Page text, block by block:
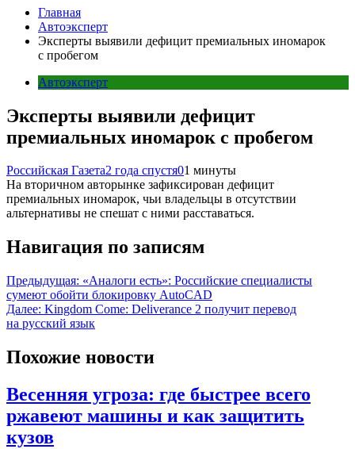
Главная
Автоэксперт
Эксперты выявили дефицит премиальных иномарок
с пробегом
Автоэксперт
Эксперты выявили дефицит
премиальных иномарок с пробегом
Российская Газета2 года спустя01 минуты
На вторичном авторынке зафиксирован дефицит
премиальных иномарок, чьи владельцы в отсутствии
альтернативы не спешат с ними расставаться.
Навигация по записям
Предыдущая: «Аналоги есть»: Российские специалисты
сумеют обойти блокировку AutoCAD
Далее: Kingdom Come: Deliverance 2 получит перевод
на русский язык
Похожие новости
Весенняя угроза: где быстрее всего
ржавеют машины и как защитить
кузов